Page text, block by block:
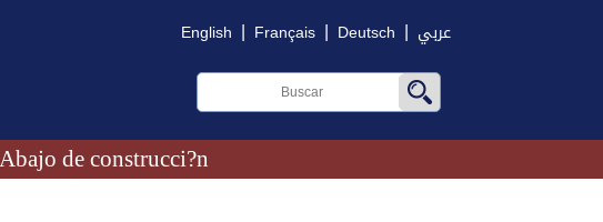
English | Français | Deutsch | عربي
Abajo de construcci?n